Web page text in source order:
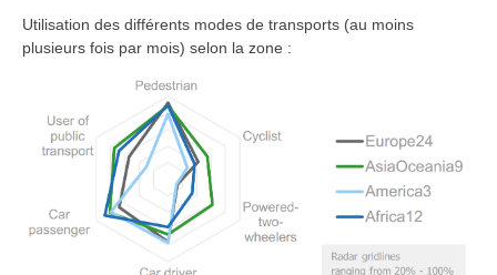
Utilisation des différents modes de transports (au moins
plusieurs fois par mois) selon la zone :